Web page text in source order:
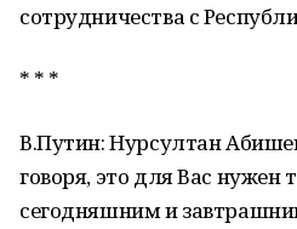
сотрудничества с
* * *
В.Путин: Нурсултан
говоря, это для Вас нужен
сегодняшним и